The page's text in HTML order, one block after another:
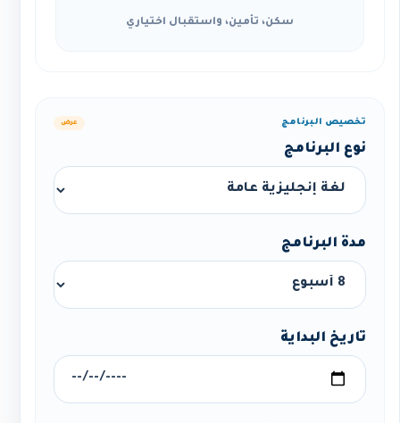
سكن، تأمين، واستقبال اختياري
تخصيص البرنامج عرض
نوع البرنامج
مدة البرنامج
تاريخ البداية